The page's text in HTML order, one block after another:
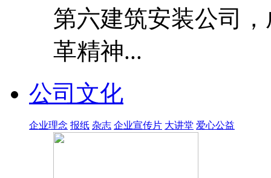
第六建筑安装公司
革精神...
公司文化
企业理念 报纸 杂志 企业宣传片 大讲堂 爱心公益